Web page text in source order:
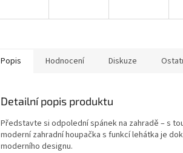
Popis Hodnocení Diskuze
Detailní popis produktu
Představte si odpolední spánek na zahradě – s
moderní zahradní houpačka s funkcí lehátka je
moderního designu.